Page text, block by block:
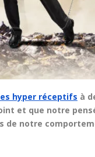
hyper réceptifs à
et que notre
de notre